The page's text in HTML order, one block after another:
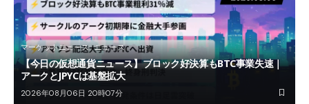
マーケットニュース ニュース
【今日の仮想通貨ニュース】ブロック好決算もBTC事業失速｜
アークとJPYCは基盤拡大
2026年08月06日 20時07分